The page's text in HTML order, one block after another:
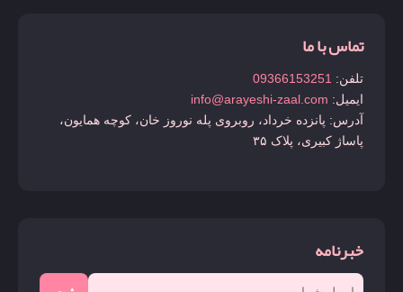
تماس با ما
تلفن: 09366153251
ایمیل: info@arayeshi-zaal.com
آدرس: پانزده خرداد، روبروی پله نوروز خان، کوچه همایون،
پاساژ کبیری، پلاک ۳۵
خبرنامه